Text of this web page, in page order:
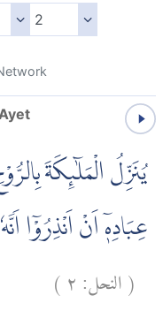
يُنَزِّلُ الْمَلٰۤىِٕكَةَ
عِبَادِهٖٓ اَنْ اَنْذِرُوْٓا اَنَّهٗ
(النحل:٢)